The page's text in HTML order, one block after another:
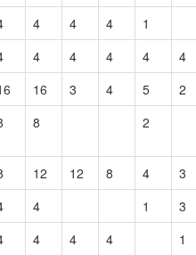
4 4 4
1
4 4 4 4
4
16 3 4 5
2
8 2
12 12 8 4
3
4 1
3
4 4 4
1